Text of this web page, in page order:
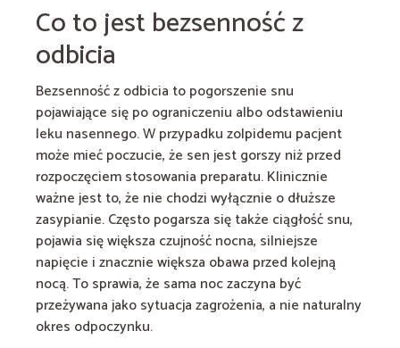
Co to jest bezsenność z
odbicia
Bezsenność z odbicia to pogorszenie snu
pojawiające się po ograniczeniu albo odstawieniu
leku nasennego. W przypadku zolpidemu pacjent
może mieć poczucie, że sen jest gorszy niż przed
rozpoczęciem stosowania preparatu. Klinicznie
ważne jest to, że nie chodzi wyłącznie o dłuższe
zasypianie. Często pogarsza się także ciągłość snu,
pojawia się większa czujność nocna, silniejsze
napięcie i znacznie większa obawa przed kolejną
nocą. To sprawia, że sama noc zaczyna być
przeżywana jako sytuacja zagrożenia, a nie naturalny
okres odpoczynku.